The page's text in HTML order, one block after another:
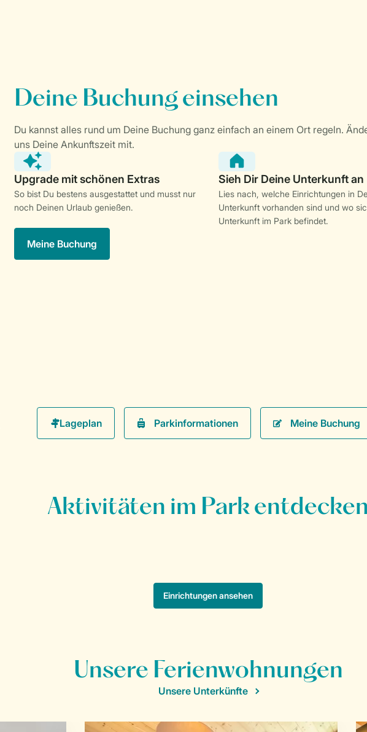
So bist Du bestens ausgestattet und musst nur
noch Deinen Urlaub genießen.
Lies nach, welche Einrichtungen in
Unterkunft vorhanden sind und wo
Unterkunft im Park befindet.
Meine Buchung
Parkinformationen Meine Buchung
Unsere Ferienwohnungen
Unsere Unterkünfte